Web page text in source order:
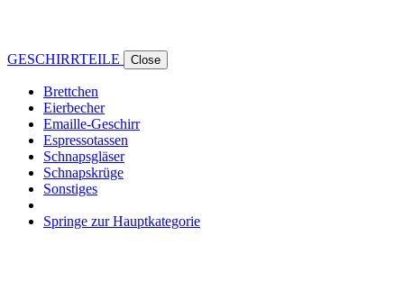
GESCHIRRTEILE Close
Brettchen
Eierbecher
Emaille-Geschirr
Espressotassen
Schnapsgläser
Schnapskrüge
Sonstiges
Springe zur Hauptkategorie